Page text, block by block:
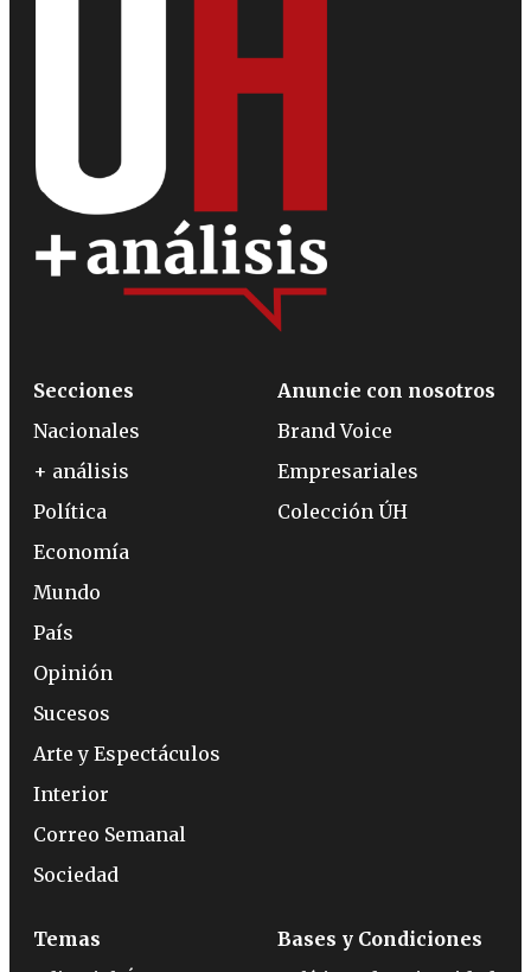
Secciones
Nacionales
+ análisis
Política
Economía
Mundo
País
Opinión
Sucesos
Arte y Espectáculos
Interior
Correo Semanal
Sociedad
Anuncie con nosotros
Brand Voice
Empresariales
Colección ÚH
Temas
Bases y Condiciones